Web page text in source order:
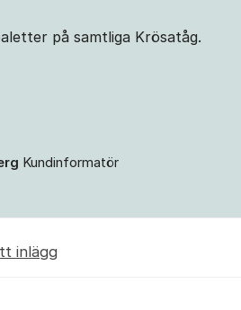
på samtliga Krösatåg.
Kundinformatör
inlägg